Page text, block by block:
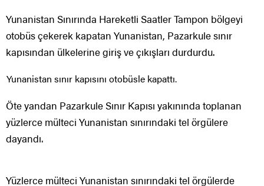
Yunanistan Sınırında Hareketli Saatler Tampon bölgeyi
otobüs çekerek kapatan Yunanistan, Pazarkule sınır
kapısından ülkelerine giriş ve çıkışları durdurdu.
Yunanistan sınır kapısını otobüsle kapattı.
Öte yandan Pazarkule Sınır Kapısı yakınında toplanan
yüzlerce mülteci Yunanistan sınırındaki tel örgülere
dayandı.
Yüzlerce mülteci Yunanistan sınırındaki tel örgülerde